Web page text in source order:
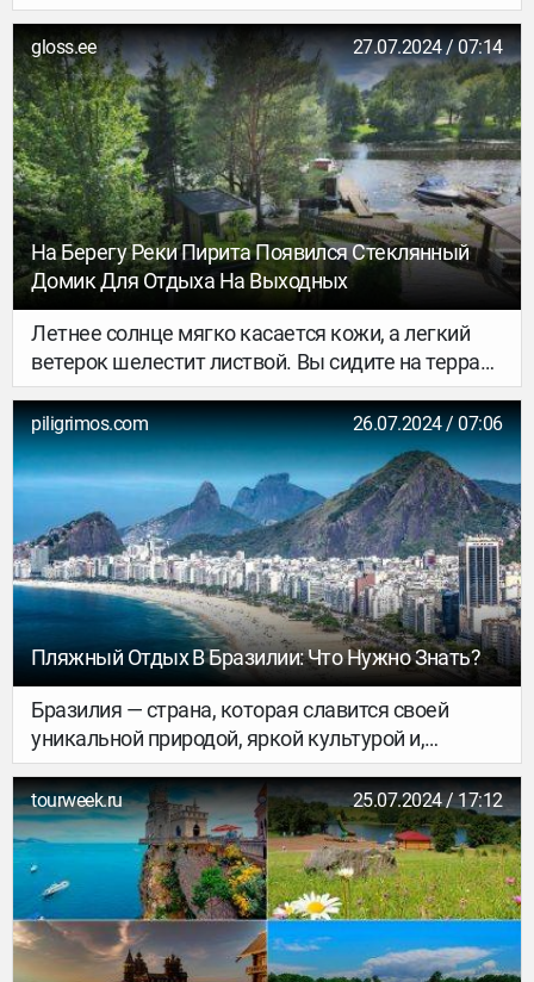
напитков. Мы подобрали для вас летние
коктейли по особым рецептам от отелей со всего
мира. Они охладят вас в жару или станут
идеальным дополнением вечера.
gloss.ee 27.07.2024 / 07:14
На Берегу Реки Пирита Появился Стеклянный
Домик Для Отдыха На Выходных
Летнее солнце мягко касается кожи, а легкий
ветерок шелестит листвой. Вы сидите на террасе
своего уютного домика, расположенного прямо
у живописной реки Пирита. Звучит заманчиво?
Этим летом у вас есть уникальная возможность
провести выходные в новом стеклянном домике
на берегу реки и всего в нескольких минутах от
центра Таллинна.
piligrimos.com 26.07.2024 / 07:06
Пляжный Отдых В Бразилии: Что Нужно Знать?
Бразилия — страна, которая славится своей
уникальной природой, яркой культурой и,
конечно же, потрясающими пляжами.
Протянувшиеся вдоль побережья
Атлантического океана бразильские пляжи
привлекают туристов со всего мира своей
красотой, разнообразием и уникальной
атмосферой. От многолюдных курортов до
уединенных бухт — каждый сможет найти здесь
уголок по душе. В этом тексте мы рассмотрим
tourweek.ru 25.07.2024 / 17:12